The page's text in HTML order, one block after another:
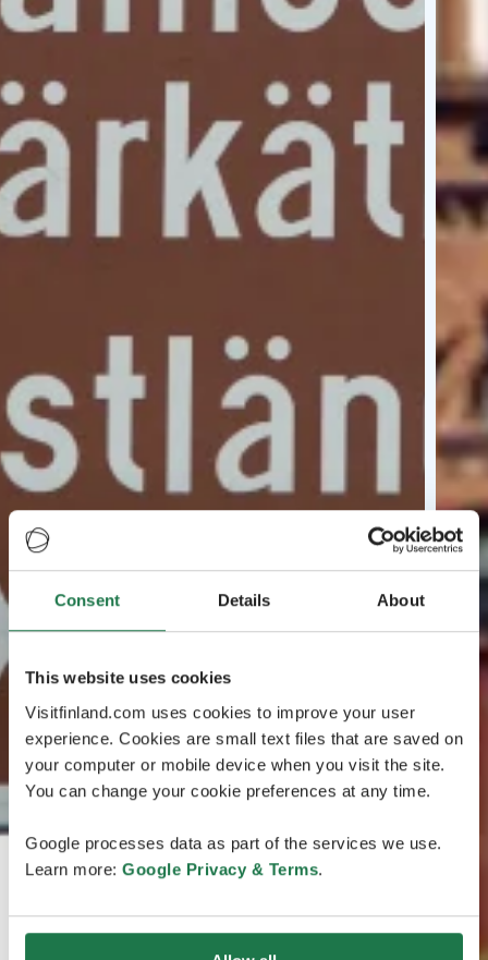
Consent Details About
This website uses cookies
Visitfinland.com uses cookies to improve your user
experience. Cookies are small text files that are saved on
your computer or mobile device when you visit the site.
You can change your cookie preferences at any time.
Google processes data as part of the services we use.
Learn more: Google Privacy & Terms.